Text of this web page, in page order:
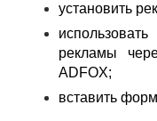
установить
рекламы
ADFOX;
вставить